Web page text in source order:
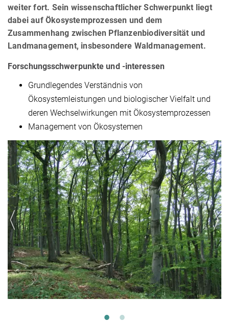
weiter fort. Sein wissenschaftlicher Schwerpunkt liegt
dabei auf Ökosystemprozessen und dem
Zusammenhang zwischen Pflanzenbiodiversität und
Landmanagement, insbesondere Waldmanagement.
Forschungsschwerpunkte und -interessen
Grundlegendes Verständnis von
Ökosystemleistungen und biologischer Vielfalt und
deren Wechselwirkungen mit Ökosystemprozessen
Management von Ökosystemen